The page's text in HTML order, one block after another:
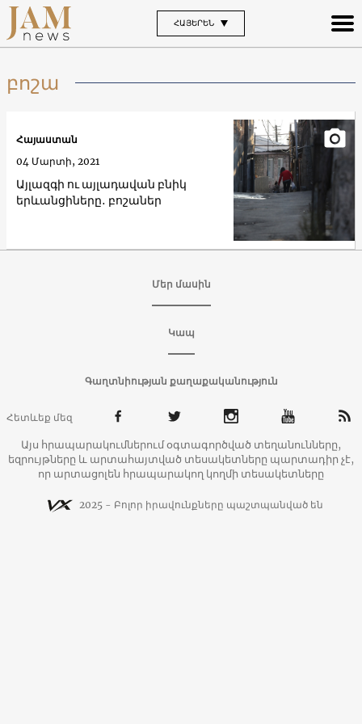
ՀԱՅԵՐԵՆ
բոշա
Այլազգի ու այլադավան բնիկ
երևանցիները․ բոշաներ
Հայաստան
04 Մարտի, 2021
Մեր մասին
Կապ
Գաղտնիության քաղաքականություն
Հետևեք մեզ
Այս հրապարակումներում օգտագործված տեղանունները,
եզրույթները և արտահայտված տեսակետները պարտադիր չէ,
որ արտացոլեն հրապարակող կողմի տեսակետները
2025 - Բոլոր իրավունքները պաշտպանված են